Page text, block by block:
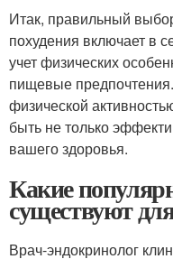
Итак, правильный
похудения включает в
учет физических
пищевые
физической
быть не только
вашего здоровья.
Какие
существуют
Врач-эндокринолог